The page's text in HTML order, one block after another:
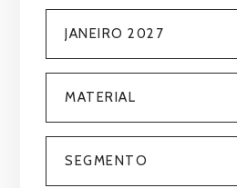
JANEIRO 2027
MATERIAL
SEGMENTO